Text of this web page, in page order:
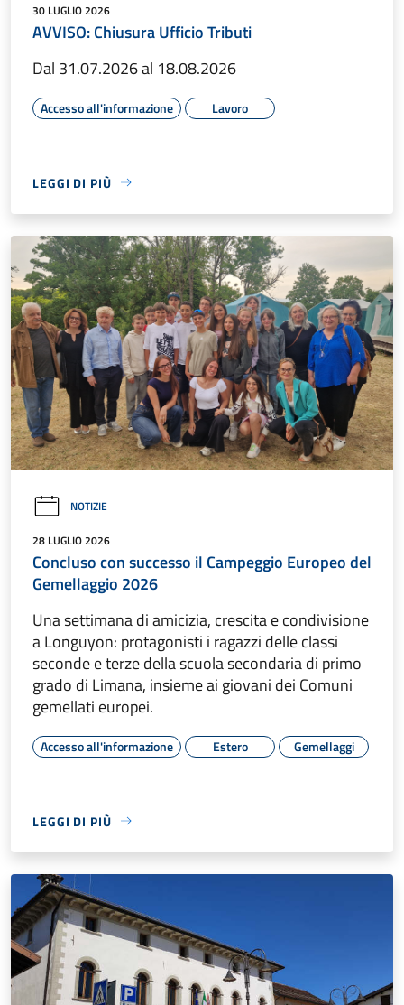
30 LUGLIO 2026
AVVISO: Chiusura Ufficio Tributi
Dal 31.07.2026 al 18.08.2026
Accesso all'informazione Lavoro
LEGGI DI PIÙ
NOTIZIE
28 LUGLIO 2026
Concluso con successo il Campeggio Europeo del
Gemellaggio 2026
Una settimana di amicizia, crescita e condivisione
a Longuyon: protagonisti i ragazzi delle classi
seconde e terze della scuola secondaria di primo
grado di Limana, insieme ai giovani dei Comuni
gemellati europei.
Accesso all'informazione Estero Gemellaggi
LEGGI DI PIÙ